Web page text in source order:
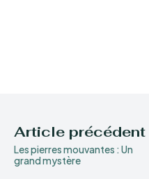
Article précédent
Les pierres mouvantes : Un
grand mystère